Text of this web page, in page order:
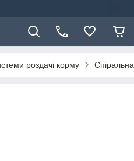
роздачі корму